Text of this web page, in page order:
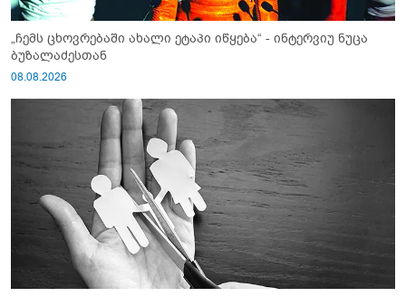
„ჩემს ცხოვრებაში ახალი ეტაპი იწყება“ - ინტერვიუ ნუცა
ბუზალაძესთან
08.08.2026